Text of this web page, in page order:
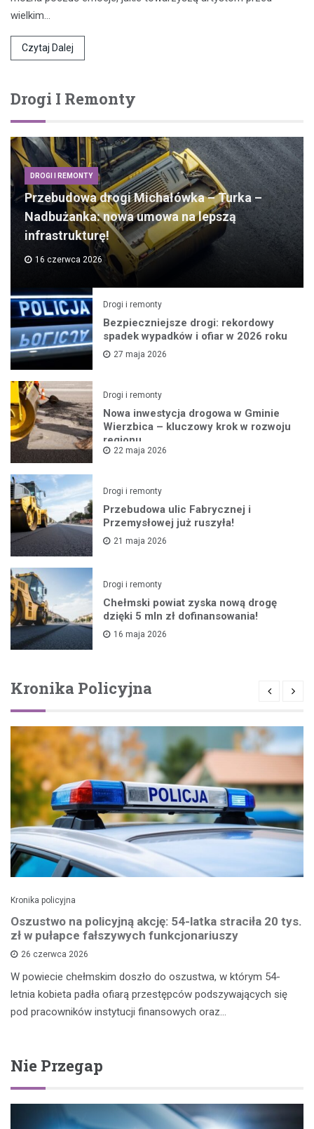
wielkim…
Czytaj Dalej
Drogi I Remonty
DROGI I REMONTY
Przebudowa drogi Michałówka – Turka –
Nadbużanka: nowa umowa na lepszą
infrastrukturę!
16 czerwca 2026
Drogi i remonty
Bezpieczniejsze drogi: rekordowy
spadek wypadków i ofiar w 2026 roku
27 maja 2026
Drogi i remonty
Nowa inwestycja drogowa w Gminie
Wierzbica – kluczowy krok w rozwoju
regionu
22 maja 2026
Drogi i remonty
Przebudowa ulic Fabrycznej i
Przemysłowej już ruszyła!
21 maja 2026
Drogi i remonty
Chełmski powiat zyska nową drogę
dzięki 5 mln zł dofinansowania!
16 maja 2026
Kronika Policyjna
Kronika policyjna
Oszustwo na policyjną akcję: 54-latka straciła 20 tys.
zł w pułapce fałszywych funkcjonariuszy
26 czerwca 2026
W powiecie chełmskim doszło do oszustwa, w którym 54-
letnia kobieta padła ofiarą przestępców podszywających się
pod pracowników instytucji finansowych oraz…
Nie Przegap